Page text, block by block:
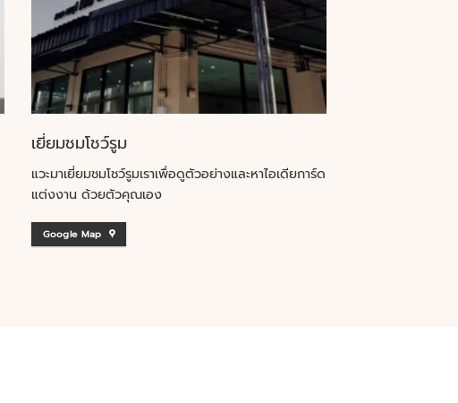
เยี่ยมชมโชว์รูม
แวะมาเยี่ยมชมโชว์รูมเราเพื่อดูตัวอย่างและหาไอเดียการ์ด
แต่งงาน ด้วยตัวคุณเอง
Google Map